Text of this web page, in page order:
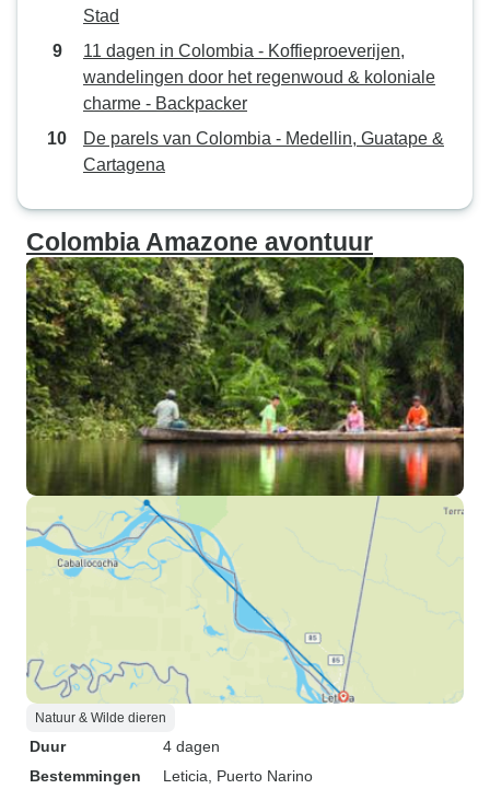
Stad
11 dagen in Colombia - Koffieproeverijen,
wandelingen door het regenwoud & koloniale
charme - Backpacker
De parels van Colombia - Medellin, Guatape &
Cartagena
Colombia Amazone avontuur
Natuur & Wilde dieren
Duur
4 dagen
Bestemmingen
Leticia , Puerto Narino